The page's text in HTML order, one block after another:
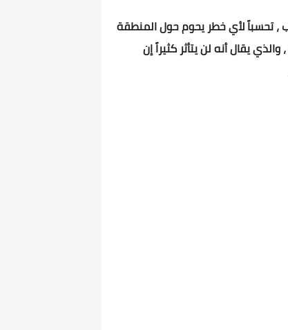
، تحسباً لأي خطر يحوم حول المنطقة
يقال أنه لن يتأثر كثيراً إن